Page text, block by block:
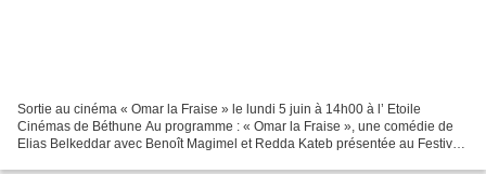
Sortie au cinéma « Omar la Fraise » le lundi 5 juin à 14h00 à l’ Etoile
Cinémas de Béthune Au programme : « Omar la Fraise », une comédie de
Elias Belkeddar avec Benoît Magimel et Redda Kateb présentée au Festival